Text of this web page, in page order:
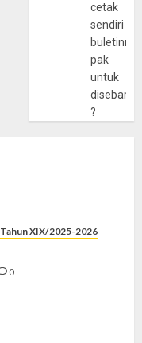
cetak
sendiri
pak
untuk
?
Tahun XIX/2025-2026
0